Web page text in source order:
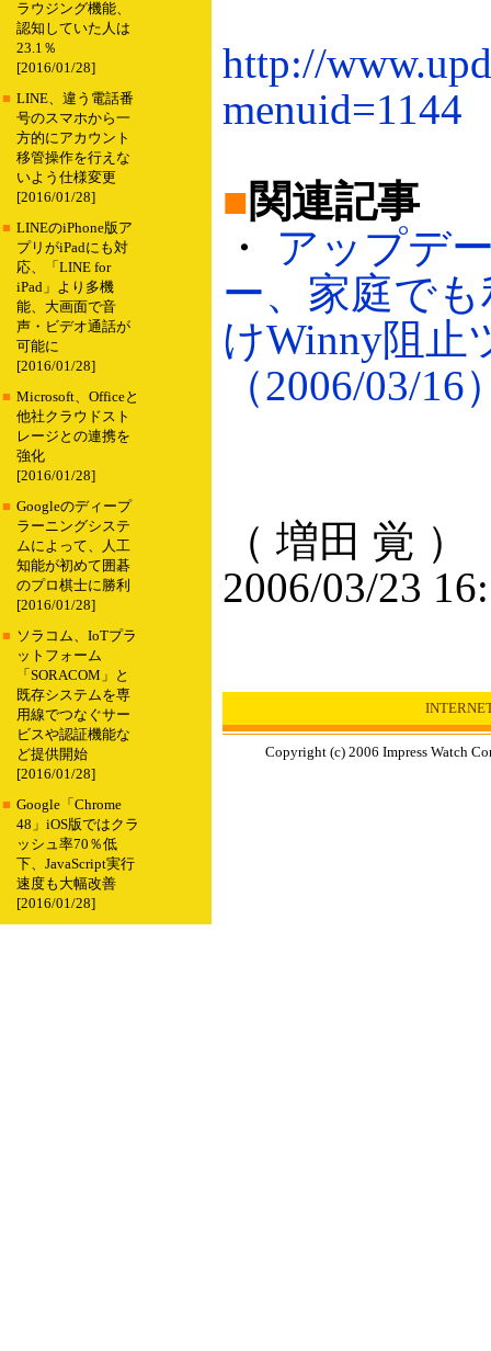
ラウジング機能、
認知していた人は
23.1％
[2016/01/28]
■ LINE、違う電話番
号のスマホから一
方的にアカウント
移管操作を行えな
いよう仕様変更
[2016/01/28]
■ LINEのiPhone版ア
プリがiPadにも対
応、「LINE for
iPad」より多機
能、大画面で音
声・ビデオ通話が
可能に
[2016/01/28]
■ Microsoft、Officeと
他社クラウドスト
レージとの連携を
強化
[2016/01/28]
■ Googleのディープ
ラーニングシステ
ムによって、人工
知能が初めて囲碁
のプロ棋士に勝利
[2016/01/28]
■ ソラコム、IoTプラ
ットフォーム
「SORACOM」と
既存システムを専
用線でつなぐサー
ビスや認証機能な
ど提供開始
[2016/01/28]
■ Google「Chrome
48」iOS版ではクラ
ッシュ率70％低
下、JavaScript実行
速度も大幅改善
[2016/01/28]
http://
menuid=1144
■関連記事
・ アップデ
ー、家庭で
けWinny阻止
（2006/03/16
（ 増田 覚 ）
2006/03/23
Copyright (c) 2006 Impress Watch